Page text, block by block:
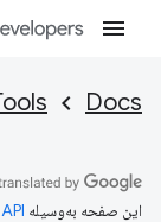
Docs
این صفحه به‌وسیله